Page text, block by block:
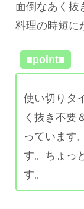
面倒なあく抜
料理の時短に
■point■
使い切りタ
く抜き不要
っています
す。ちょっ
す。